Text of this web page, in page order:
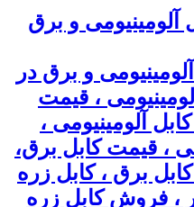
و برق در
، قیمت
آلومینیومی ،
، قیمت کابل برق،
برق ، کابل زره
، فروش کابل زره